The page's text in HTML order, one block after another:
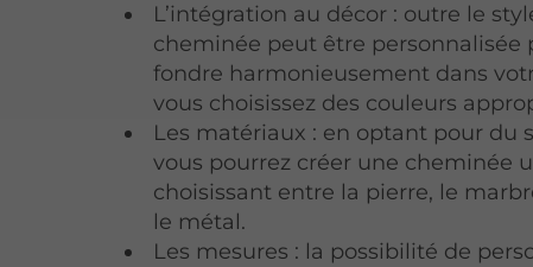
L’intégration au décor : outre le
cheminée peut être personnalisée
fondre harmonieusement dans
vous choisissez des couleurs
Les matériaux : en optant pour du
vous pourrez créer une cheminée
choisissant entre la pierre, le
le métal.
Les mesures : la possibilité de